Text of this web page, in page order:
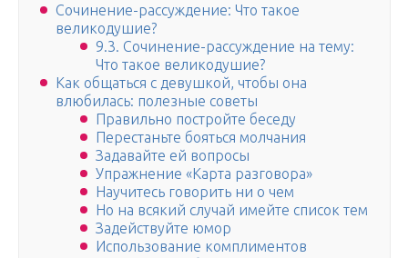
Сочинение-рассуждение: Что такое
великодушие?
9.3. Сочинение-рассуждение на тему:
Что такое великодушие?
Как общаться с девушкой, чтобы она
влюбилась: полезные советы
Правильно постройте беседу
Перестаньте бояться молчания
Задавайте ей вопросы
Упражнение «Карта разговора»
Научитесь говорить ни о чем
Но на всякий случай имейте список тем
Задействуйте юмор
Использование комплиментов